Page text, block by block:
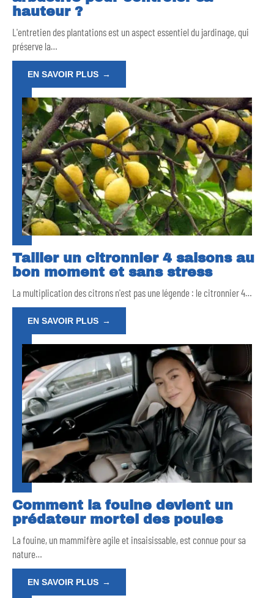
hauteur ?
L'entretien des plantations est un aspect essentiel du jardinage, qui
préserve la…
EN SAVOIR PLUS
Tailler un citronnier 4 saisons au
bon moment et sans stress
La multiplication des citrons n'est pas une légende : le citronnier 4…
EN SAVOIR PLUS
Comment la fouine devient un
prédateur mortel des poules
La fouine, un mammifère agile et insaisissable, est connue pour sa
nature…
EN SAVOIR PLUS